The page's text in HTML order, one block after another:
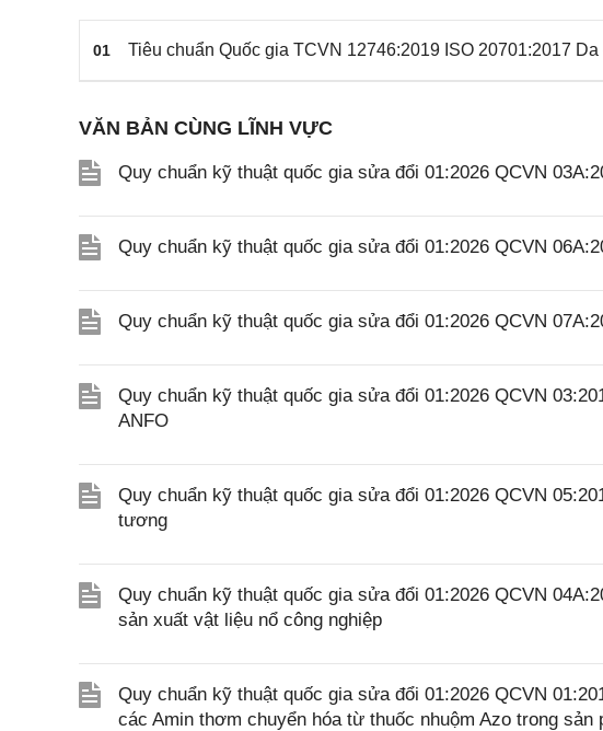
01 Tiêu chuẩn Quốc gia TCVN 12746:2019 ISO 20701:2017
VĂN BẢN CÙNG LĨNH VỰC
Quy chuẩn kỹ thuật quốc gia sửa đổi 01:2026 QCVN
Quy chuẩn kỹ thuật quốc gia sửa đổi 01:2026 QCVN
Quy chuẩn kỹ thuật quốc gia sửa đổi 01:2026 QCVN
Quy chuẩn kỹ thuật quốc gia sửa đổi 01:2026 QCVN
ANFO
Quy chuẩn kỹ thuật quốc gia sửa đổi 01:2026 QCVN
tương
Quy chuẩn kỹ thuật quốc gia sửa đổi 01:2026 QCVN
sản xuất vật liệu nổ công nghiệp
Quy chuẩn kỹ thuật quốc gia sửa đổi 01:2026 QCVN
các Amin thơm chuyển hóa từ thuốc nhuộm Azo trong sản